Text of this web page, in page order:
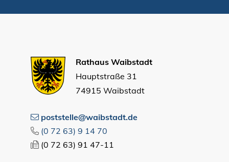
Rathaus Waibstadt
Hauptstraße 31
74915 Waibstadt
poststelle@waibstadt.de
(0 72 63) 9 14 70
(0 72 63) 91 47-11